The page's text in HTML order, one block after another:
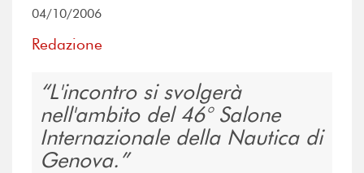
04/10/2006
Redazione
L'incontro si svolgerà
nell'ambito del 46° Salone
Internazionale della Nautica di
Genova.